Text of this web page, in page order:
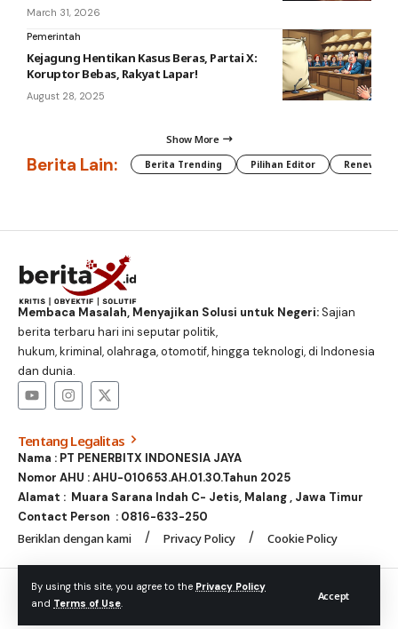
By using this site, you agree to the Privacy Policy
and Terms of Use.
Accept
March 31, 2026
Pemerintah
Kejagung Hentikan Kasus Beras, Partai X:
Koruptor Bebas, Rakyat Lapar!
August 28, 2025
Show More
Berita Lain: Berita Trending Pilihan Editor
Membaca Masalah, Menyajikan Solusi untuk Negeri:Sajian
berita terbaru hari ini seputar politik,
hukum, kriminal, olahraga, otomotif, hingga teknologi, di Indonesia
dan dunia.
Tentang Legalitas
Nama : PT PENERBITX INDONESIA JAYA
Nomor AHU : AHU-010653.AH.01.30.Tahun 2025
Alamat : Muara Sarana Indah C- Jetis, Malang , Jawa Timur
Contact Person : 0816-633-250
Beriklan dengan kami Privacy Policy Cookie Policy
© Foxiz News Network. Ruby Design Company. All Rights